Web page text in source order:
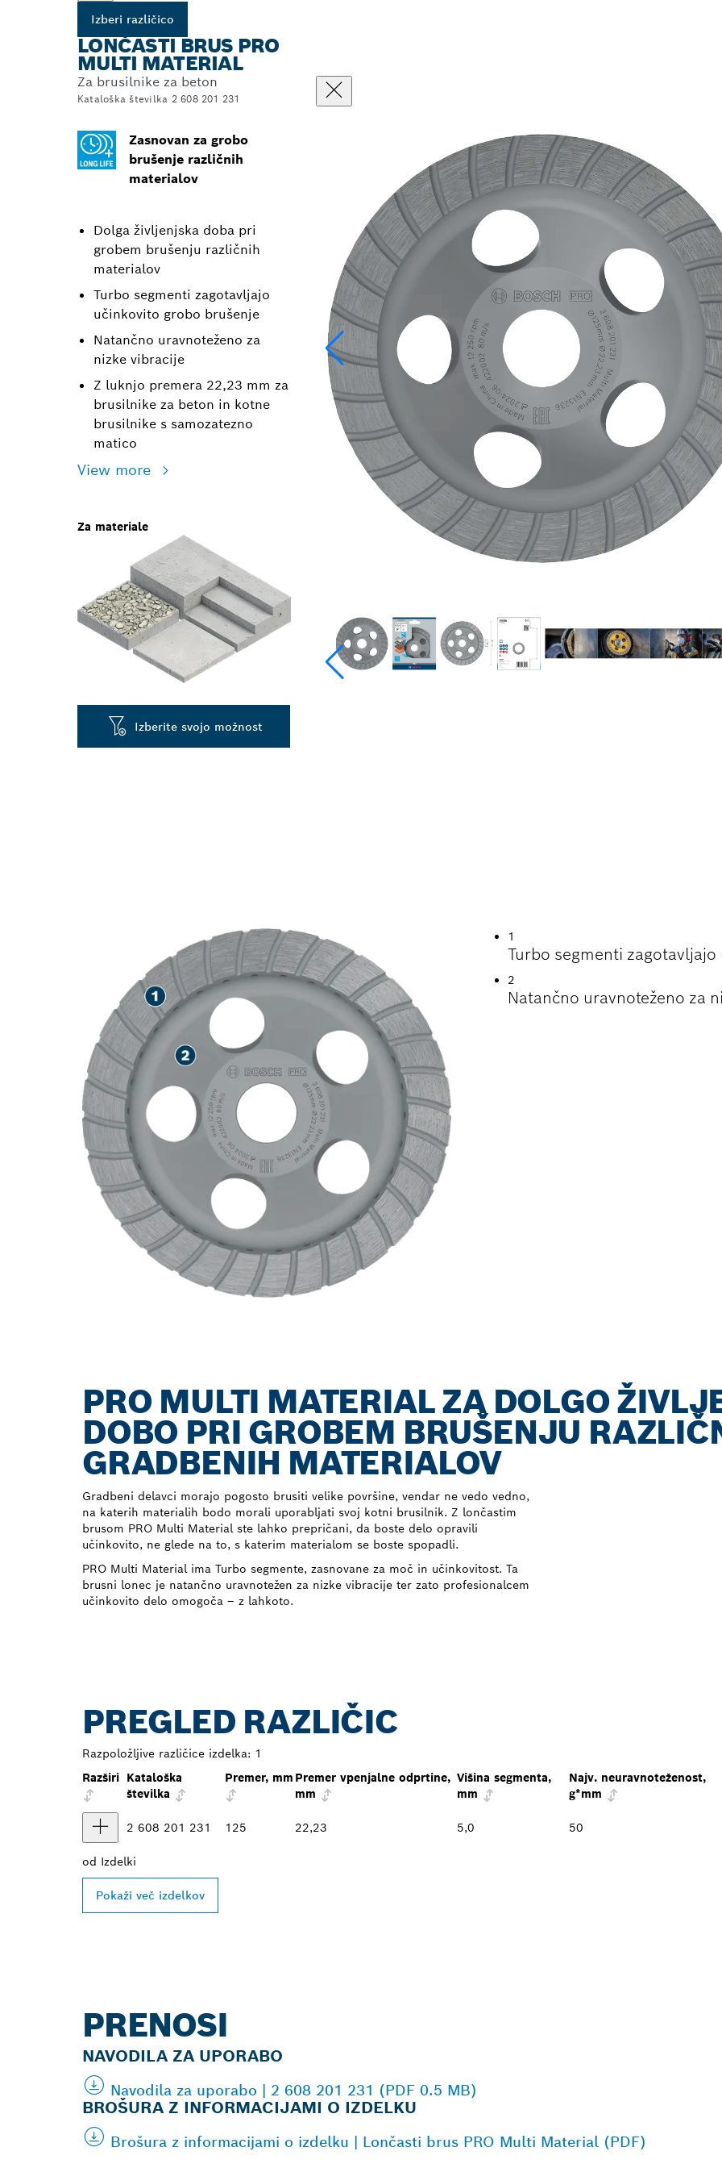
Izberi različico
LONČASTI BRUS PRO
MULTI MATERIAL
Za brusilnike za beton
Kataloška številka 2 608 201 231
Zasnovan za grobo
brušenje različnih
materialov
Dolga življenjska doba pri
grobem brušenju različnih
materialov
Turbo segmenti zagotavljajo
učinkovito grobo brušenje
Natančno uravnoteženo za
nizke vibracije
Z luknjo premera 22,23 mm za
brusilnike za beton in kotne
brusilnike s samozatezno
matico
View more
Za materiale
Izberite svojo možnost
1
Turbo segmenti
2
Natančno uravnoteženo za
PRO MULTI MATERIAL ZA DOLGO
DOBO PRI GROBEM BRUŠENJU
GRADBENIH MATERIALOV
Gradbeni delavci morajo pogosto brusiti velike površine, vendar ne vedo vedno,
na katerih materialih bodo morali uporabljati svoj kotni brusilnik. Z lončastim
brusom PRO Multi Material ste lahko prepričani, da boste delo opravili
učinkovito, ne glede na to, s katerim materialom se boste spopadli.
PRO Multi Material ima Turbo segmente, zasnovane za moč in učinkovitost. Ta
brusni lonec je natančno uravnotežen za nizke vibracije ter zato profesionalcem
učinkovito delo omogoča – z lahkoto.
PREGLED RAZLIČIC
Razpoložljive različice izdelka: 1
Razširi Kataloška
številka
Premer, mm Premer vpenjalne odprtine,
mm
Višina segmenta,
mm
Najv. neuravnoteženost,
g*mm
2 608 201 231 125 22,23 5,0 50
od Izdelki
Pokaži več izdelkov
PRENOSI
NAVODILA ZA UPORABO
Navodila za uporabo | 2 608 201 231 (PDF 0.5 MB)
BROŠURA Z INFORMACIJAMI O IZDELKU
Brošura z informacijami o izdelku | Lončasti brus PRO Multi Material (PDF)